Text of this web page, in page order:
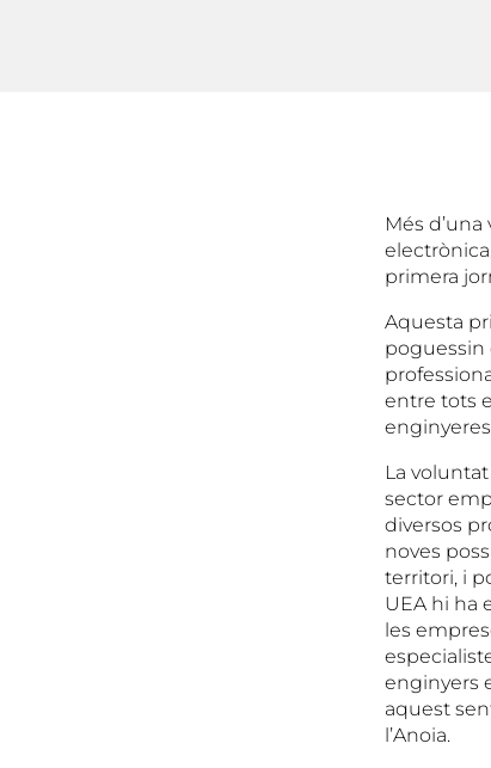
Més
primera
Aquesta
poguessin
entre tots
enginyeres
La
sector
diversos
noves
territori, i
UEA hi ha
les
enginyers
aquest
l’Anoia.